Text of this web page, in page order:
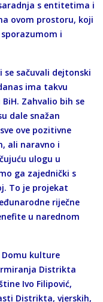
s entitetima i
ovom prostoru, koji
i
sačuvali dejtonski
ima takvu
Zahvalio bih se
dale snažan
ove pozitivne
ali naravno i
ulogu u
ga zajednički s
To je projekat
riječne
u narednom
Domu kulture
Distrikta
Ivo Filipović,
Distrikta, vjerskih,